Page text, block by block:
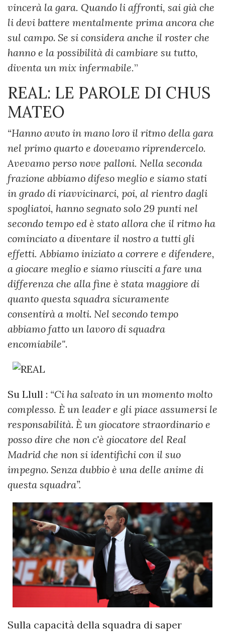
vincerà la gara. Quando li affronti, sai già che
li devi battere mentalmente prima ancora che
sul campo. Se si considera anche il roster che
hanno e la possibilità di cambiare su tutto,
diventa un mix infermabile.”
REAL: LE PAROLE DI CHUS
MATEO
“Hanno avuto in mano loro il ritmo della gara
nel primo quarto e dovevamo riprendercelo.
Avevamo perso nove palloni. Nella seconda
frazione abbiamo difeso meglio e siamo stati
in grado di riavvicinarci, poi, al rientro dagli
spogliatoi, hanno segnato solo 29 punti nel
secondo tempo ed è stato allora che il ritmo ha
cominciato a diventare il nostro a tutti gli
effetti. Abbiamo iniziato a correre e difendere,
a giocare meglio e siamo riusciti a fare una
differenza che alla fine è stata maggiore di
quanto questa squadra sicuramente
consentirà a molti. Nel secondo tempo
abbiamo fatto un lavoro di squadra
encomiabile".
Su Llull : “Ci ha salvato in un momento molto
complesso. È un leader e gli piace assumersi le
responsabilità. È un giocatore straordinario e
posso dire che non c'è giocatore del Real
Madrid che non si identifichi con il suo
impegno. Senza dubbio è una delle anime di
questa squadra”.
Sulla capacità della squadra di saper